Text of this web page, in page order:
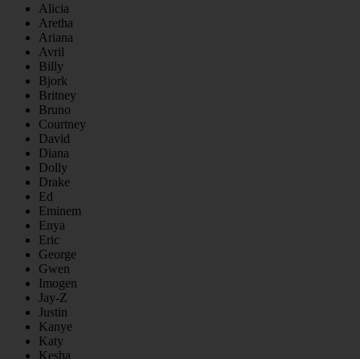
Alicia
Aretha
Ariana
Avril
Billy
Bjork
Britney
Bruno
Courtney
David
Diana
Dolly
Drake
Ed
Eminem
Enya
Eric
George
Gwen
Imogen
Jay-Z
Justin
Kanye
Katy
Kesha